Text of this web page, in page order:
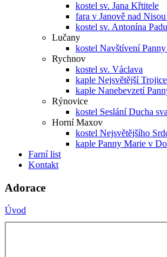
kostel sv. Jana Křtitele
fara v Janově nad
kostel sv. Antonína
Lučany
kostel Navštívení
Rychnov
kostel sv. Václava
kaple Nejsvětější
kaple Nanebevzetí
Rýnovice
kostel Seslání Ducha
Horní Maxov
kostel Nejsvětějšího
kaple Panny Marie v
Farní list
Kontakt
Adorace
Úvod